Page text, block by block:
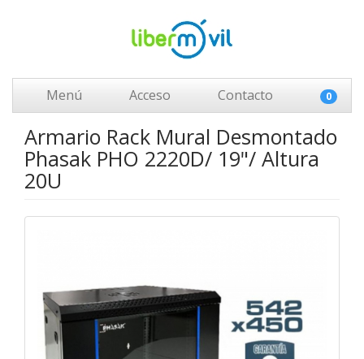
Menú Acceso Contacto 0
Armario Rack Mural Desmontado
Phasak PHO 2220D/ 19"/ Altura
20U